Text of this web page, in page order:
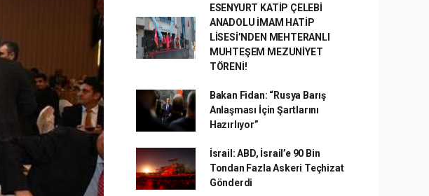
ESENYURT KATİP ÇELEBİ
ANADOLU İMAM HATİP
LİSESİ’NDEN MEHTERANLI
MUHTEŞEM MEZUNİYET
TÖRENİ!
Bakan Fidan: “Rusya Barış
Anlaşması İçin Şartlarını
Hazırlıyor”
İsrail: ABD, İsrail’e 90 Bin
Tondan Fazla Askeri Teçhizat
Gönderdi